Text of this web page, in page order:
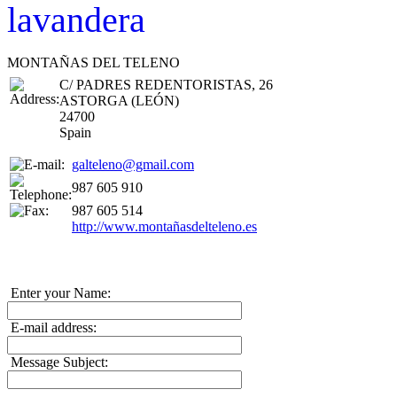
lavandera
MONTAÑAS DEL TELENO
C/ PADRES REDENTORISTAS, 26
ASTORGA (LEÓN)
24700
Spain
galteleno@gmail.com
987 605 910
987 605 514
http://www.montañasdelteleno.es
Enter your Name:
E-mail address:
Message Subject: